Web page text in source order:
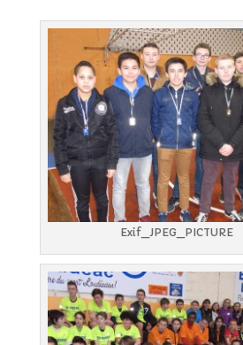
Exif_JPEG_PICTURE